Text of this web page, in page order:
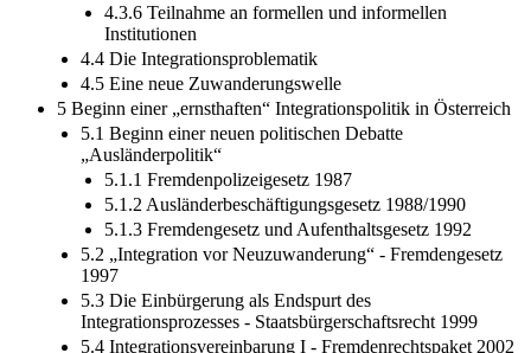
4.3.6 Teilnahme an formellen und informellen
Institutionen
4.4 Die Integrationsproblematik
4.5 Eine neue Zuwanderungswelle
5 Beginn einer „ernsthaften“ Integrationspolitik in Österreich
5.1 Beginn einer neuen politischen Debatte
„Ausländerpolitik“
5.1.1 Fremdenpolizeigesetz 1987
5.1.2 Ausländerbeschäftigungsgesetz 1988/1990
5.1.3 Fremdengesetz und Aufenthaltsgesetz 1992
5.2 „Integration vor Neuzuwanderung“ - Fremdengesetz
1997
5.3 Die Einbürgerung als Endspurt des
Integrationsprozesses - Staatsbürgerschaftsrecht 1999
5.4 Integrationsvereinbarung I - Fremdenrechtspaket 2002